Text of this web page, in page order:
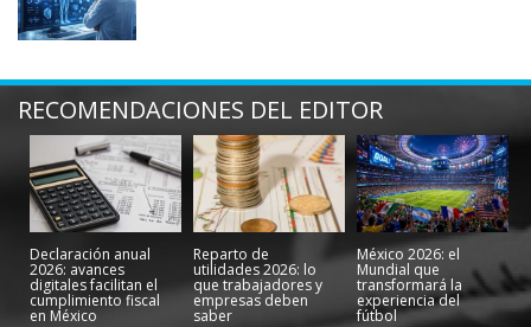
RECOMENDACIONES DEL EDITOR
Declaración anual
2026: avances
digitales facilitan el
cumplimiento fiscal
en México
Reparto de
utilidades 2026: lo
que trabajadores y
empresas deben
saber
México 2026: el
Mundial que
transformará la
experiencia del
fútbol